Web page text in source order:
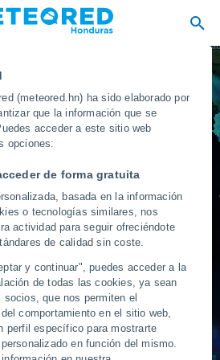
(meteored.hn) ha sido elaborado por
que la información que se
acceder a este sitio web
opciones:
de forma gratuita
basada en la información
o tecnologías similares, nos
actividad para seguir ofreciéndote
de calidad sin coste.
y continuar", puedes acceder a la
de todas las cookies, ya sean
que nos permiten el
comportamiento en el sitio web,
perfil específico para mostrarte
en función del mismo.
HONDURAS
Sula
Cancún
Puerto Lempira
La